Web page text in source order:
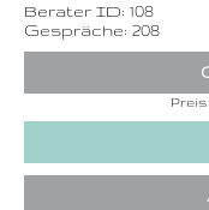
Berater ID: 108
Gespräche: 208